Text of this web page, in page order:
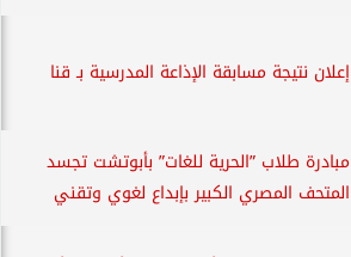
إعلان نتيجة مسابقة الإذاعة المدرسية بـ قنا
مبادرة طلاب ”الحرية للغات” بأبوتشت تجسد
المتحف المصري الكبير بإبداع لغوي وتقني